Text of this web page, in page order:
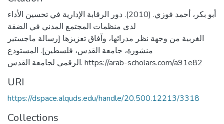
أبو بكر، أحمد فوزي. (2010). دور الرقابة الإدارية في تحسين الأداء
لدى منظمات المجتمع المدني في الضفة
الغربية من وجهة نظر مدرائها، وآفاق تعزيزها [رسالة ماجستير
منشورة، جامعة القدس، فلسطين]. المستودع
الرقمي لجامعة القدس. https://arab-scholars.com/a91e82
URI
https://dspace.alquds.edu/handle/20.500.12213/3318
Collections